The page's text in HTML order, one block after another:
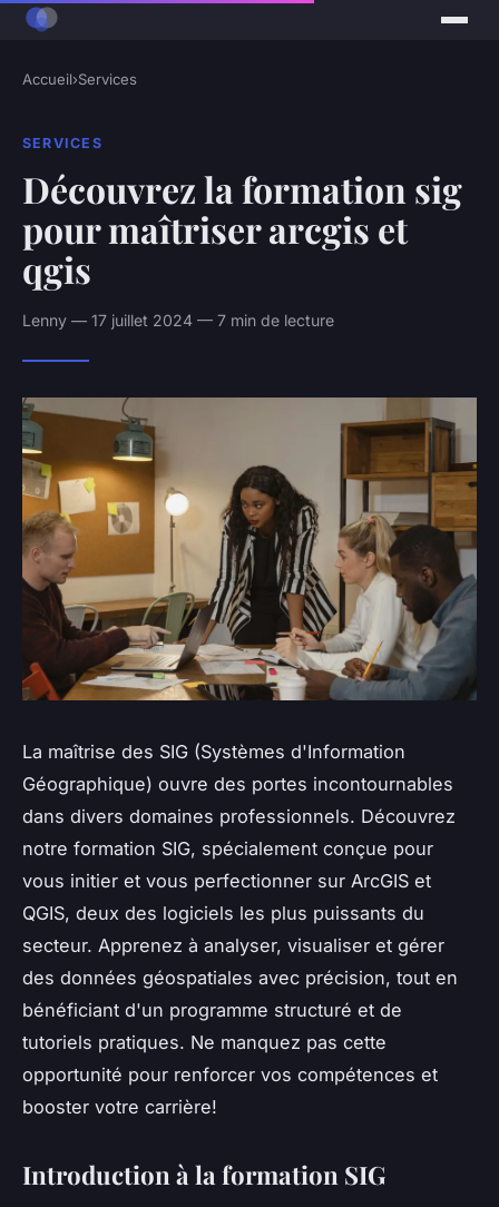
Accueil›Services
SERVICES
Découvrez la formation sig
pour maîtriser arcgis et
qgis
Lenny — 17 juillet 2024 — 7 min de lecture
La maîtrise des SIG (Systèmes d'Information
Géographique) ouvre des portes incontournables
dans divers domaines professionnels. Découvrez
notre formation SIG, spécialement conçue pour
vous initier et vous perfectionner sur ArcGIS et
QGIS, deux des logiciels les plus puissants du
secteur. Apprenez à analyser, visualiser et gérer
des données géospatiales avec précision, tout en
bénéficiant d'un programme structuré et de
tutoriels pratiques. Ne manquez pas cette
opportunité pour renforcer vos compétences et
booster votre carrière!
Introduction à la formation SIG